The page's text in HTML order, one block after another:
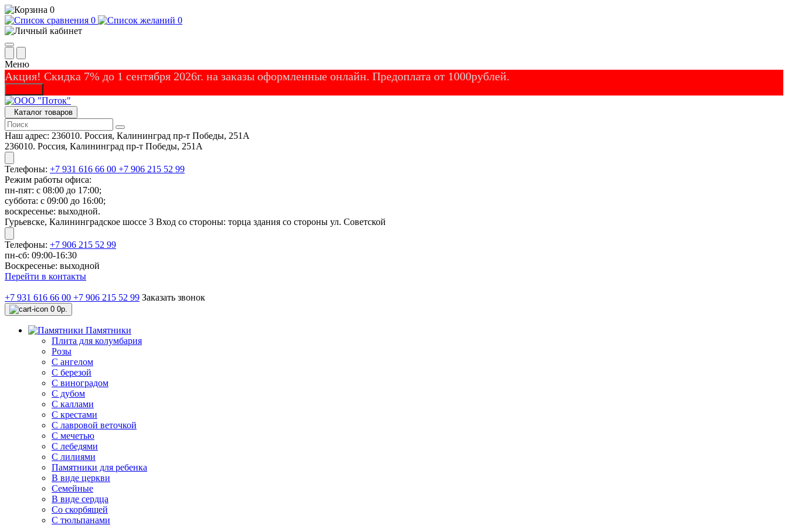
0
0
0
Меню
Акция! Скидка 7% до 1 сентября 2026г. на заказы оформленные онлайн. Предоплата от 1000рублей.
Каталог товаров
Наш адрес: 236010. Россия, Калининград пр-т Победы, 251А
236010. Россия, Калининград пр-т Победы, 251А
Телефоны: +7 931 616 66 00 +7 906 215 52 99
Режим работы офиса:
пн-пят: с 08:00 до 17:00;
суббота: с 09:00 до 16:00;
воскресенье: выходной.
Гурьевске, Калининградское шоссе 3 Вход со стороны: торца здания со стороны ул. Советской
Телефоны: +7 906 215 52 99
пн-сб: 09:00-16:30
Воскресенье: выходной
Перейти в контакты
+7 931 616 66 00 +7 906 215 52 99 Заказать звонок
0 0р.
Памятники
Плита для колумбария
Розы
C ангелом
C березой
С виноградом
С дубом
С каллами
С крестами
С лавровой веточкой
С мечетью
C лебедями
С лилиями
Памятники для ребенка
В виде церкви
Семейные
В виде сердца
Со скорбящей
С тюльпанами